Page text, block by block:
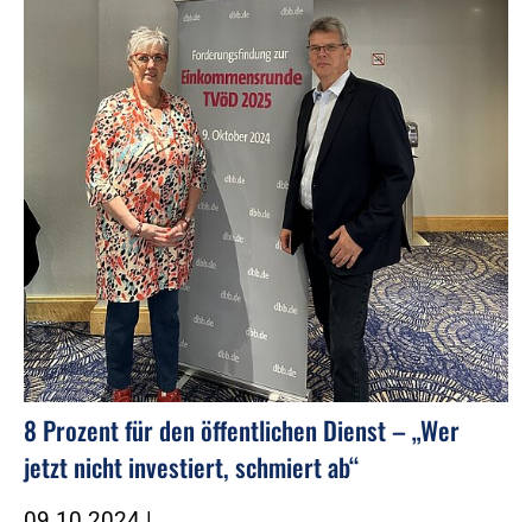
8 Prozent für den öffentlichen Dienst – „Wer
jetzt nicht investiert, schmiert ab“